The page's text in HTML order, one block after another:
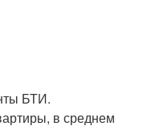
БТИ.
в среднем